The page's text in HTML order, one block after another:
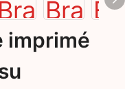
imprimé